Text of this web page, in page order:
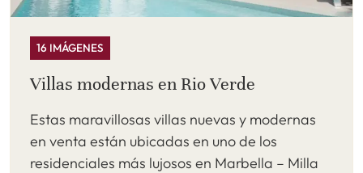
16 IMÁGENES
Villas modernas en Rio Verde
Estas maravillosas villas nuevas y modernas
en venta están ubicadas en uno de los
residenciales más lujosos en Marbella – Milla